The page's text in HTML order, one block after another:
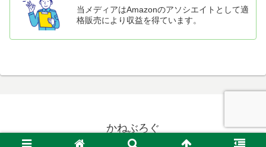
当メディアはAmazonのアソシエイトとして適
格販売により収益を得ています。
かねぶろぐ